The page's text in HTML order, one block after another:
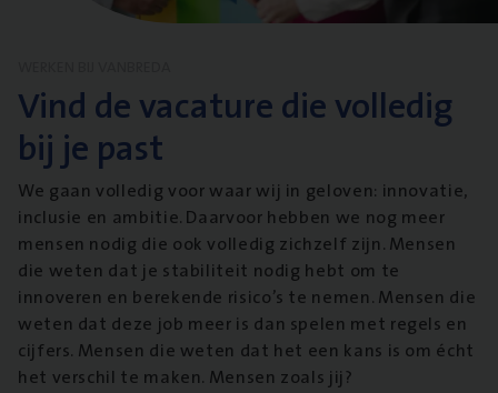
Vind de vacature die volledig
bij je past
We gaan volledig voor waar wij in geloven: innovatie,
inclusie en ambitie. Daarvoor hebben we nog meer
mensen nodig die ook volledig zichzelf zijn. Mensen
die weten dat je stabiliteit nodig hebt om te
innoveren en berekende risico’s te nemen. Mensen die
weten dat deze job meer is dan spelen met regels en
cijfers. Mensen die weten dat het een kans is om écht
het verschil te maken. Mensen zoals jij?